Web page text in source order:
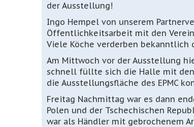
der Ausstellung!
Ingo Hempel von unserem
Öffentlichkeitsarbeit mit den
Viele Köche verderben bekanntlich
Am Mittwoch vor der Ausstellung
schnell füllte sich die Halle mit den
die Ausstellungsfläche des EPMC
Freitag Nachmittag war es dann
Polen und der Tschechischen
war als Händler mit gebrochenem